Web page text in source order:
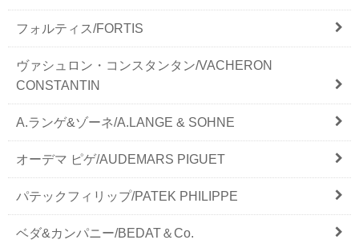
フォルティス/FORTIS
ヴァシュロン・コンスタンタン/VACHERON
CONSTANTIN
A.ランゲ&ゾーネ/A.LANGE & SOHNE
オーデマ ピゲ/AUDEMARS PIGUET
パテックフィリップ/PATEK PHILIPPE
ベダ&カンパニー/BEDAT＆Co.